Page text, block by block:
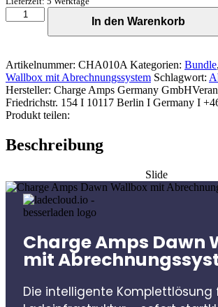
Charge
Amps
mit
Abrechnungssystem
Menge
In den Warenkorb
Artikelnummer: CHA010A Kategorien: Bundle,
Wallbox mit Abrechnungssystem Schlagwort:
Hersteller: Charge Amps Germany GmbH
Friedrichstr. 154 I 10117 Berlin I Germany I
Produkt teilen:
Beschreibung
Slide
Charge Amps Dawn
mit
Die intelligente Komplettlösung